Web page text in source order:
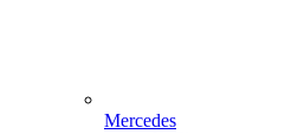
Mercedes